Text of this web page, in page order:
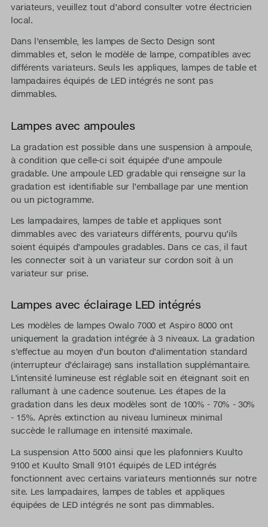
variateurs, veuillez tout d’abord consulter votre électricien
local.
Dans l’ensemble, les lampes de Secto Design sont
dimmables et, selon le modèle de lampe, compatibles avec
différents variateurs. Seuls les appliques, lampes de table et
lampadaires équipés de LED intégrés ne sont pas
dimmables.
Lampes avec ampoules
La gradation est possible dans une suspension à ampoule,
à condition que celle-ci soit équipée d’une ampoule
gradable. Une ampoule LED gradable qui renseigne sur la
gradation est identifiable sur l’emballage par une mention
ou un pictogramme.
Les lampadaires, lampes de table et appliques sont
dimmables avec des variateurs différents, pourvu qu’ils
soient équipés d’ampoules gradables. Dans ce cas, il faut
les connecter soit à un variateur sur cordon soit à un
variateur sur prise.
Lampes avec éclairage LED intégrés
Les modèles de lampes Owalo 7000 et Aspiro 8000 ont
uniquement la gradation intégrée à 3 niveaux. La gradation
s’effectue au moyen d’un bouton d’alimentation standard
(interrupteur d’éclairage) sans installation supplémantaire.
L’intensité lumineuse est réglable soit en éteignant soit en
rallumant à une cadence soutenue. Les étapes de la
gradation dans les deux modèles sont de 100% - 70% - 30%
- 15%. Après extinction au niveau lumineux minimal
succède le rallumage en intensité maximale.
La suspension Atto 5000 ainsi que les plafonniers Kuulto
9100 et Kuulto Small 9101 équipés de LED intégrés
fonctionnent avec certains variateurs mentionnés sur notre
site. Les lampadaires, lampes de tables et appliques
équipées de LED intégrés ne sont pas dimmables.